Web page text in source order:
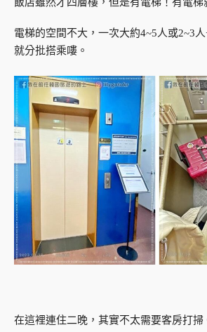
電梯的空間不大，一次大約4~5人或2~3
就分批搭乘嘍。
在這裡連住二晚，其實不太需要客房打掃